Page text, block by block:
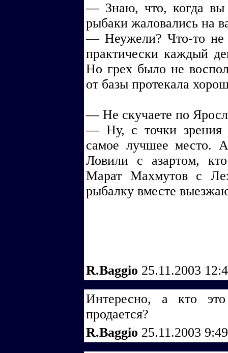
— Знаю, что, когда вы
рыбаки жаловались на
— Неужели? Что-то не
практически каждый
Но грех было не
от базы протекала
— Не скучаете по
— Ну, с точки зрения
самое лучшее место.
Ловили с азартом,
Марат Махмутов с
рыбалку вместе
R.Baggio 25.11.2003
Интересно, а кто
продается?
R.Baggio 25.11.2003